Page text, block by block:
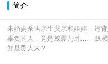
简介
未婚妻杀害亲生父亲和姐姐，违
辜负的人，竟是威震九州…… 纵横
知是贵人来？